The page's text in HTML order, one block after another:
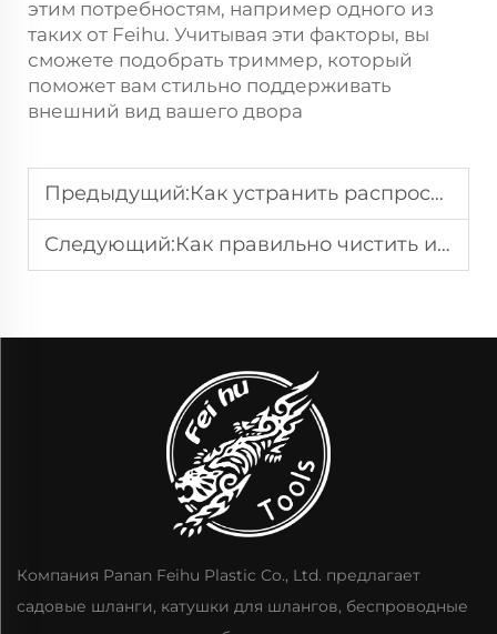
этим потребностям, например одного из
таких от Feihu. Учитывая эти факторы, вы
сможете подобрать триммер, который
поможет вам стильно поддерживать
внешний вид вашего двора
Предыдущий:Как устранить распространенные неисправности электрической триммерной косы
Следующий:Как правильно чистить и обслуживать электрический триммер для травы
Компания Panan Feihu Plastic Co., Ltd. предлагает
садовые шланги, катушки для шлангов, беспроводные